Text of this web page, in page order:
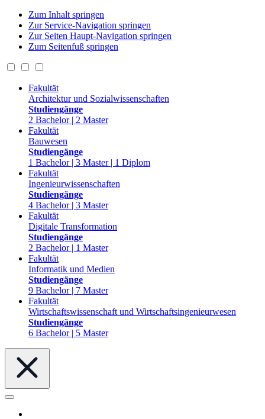
Zum Inhalt springen
Zur Service-Navigation springen
Zur Seiten Haupt-Navigation springen
Zum Seitenfuß springen
Fakultät
Architektur und Sozialwissenschaften
Studiengänge
2 Bachelor | 2 Master
Fakultät
Bauwesen
Studiengänge
1 Bachelor | 3 Master | 1 Diplom
Fakultät
Ingenieurwissenschaften
Studiengänge
4 Bachelor | 3 Master
Fakultät
Digitale Transformation
Studiengänge
2 Bachelor | 1 Master
Fakultät
Informatik und Medien
Studiengänge
9 Bachelor | 7 Master
Fakultät
Wirtschaftswissenschaft und Wirtschaftsingenieurwesen
Studiengänge
6 Bachelor | 5 Master